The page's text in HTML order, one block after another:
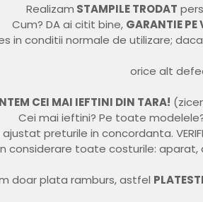
Realizam STAMPILE TRODAT
Cum? DA ai citit bine, GARANTIE PE
in conditii normale de utilizare;
orice alt
CEI MAI IEFTINI DIN TARA!
Cei mai ieftini? Pe toate
preturile in concordanta.
considerare toate costurile: aparat,
doar plata ramburs, astfel